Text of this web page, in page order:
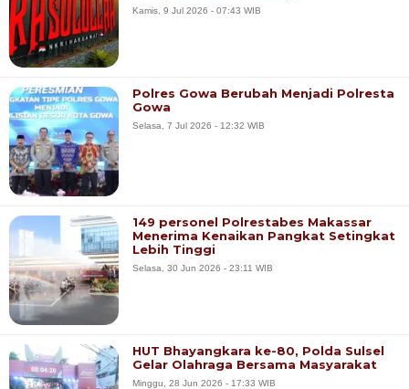
Kamis, 9 Jul 2026 - 07:43 WIB
Polres Gowa Berubah Menjadi Polresta
Gowa
Selasa, 7 Jul 2026 - 12:32 WIB
149 personel Polrestabes Makassar
Menerima Kenaikan Pangkat Setingkat
Lebih Tinggi
Selasa, 30 Jun 2026 - 23:11 WIB
HUT Bhayangkara ke-80, Polda Sulsel
Gelar Olahraga Bersama Masyarakat
Minggu, 28 Jun 2026 - 17:33 WIB